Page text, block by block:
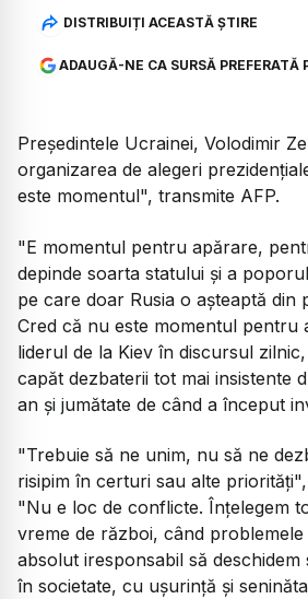
DISTRIBUIȚI ACEASTĂ ȘTIRE
ADAUGĂ-NE CA SURSĂ PREFERATĂ
Preşedintele Ucrainei, Volodimir
organizarea de alegeri
este momentul", transmite AFP.
"E momentul pentru apărare,
depinde soarta statului şi a
pe care doar Rusia o aşteaptă din
Cred că nu este momentul pentru
liderul de la Kiev în discursul
capăt dezbaterii tot mai insistente
an şi jumătate de când a început
"Trebuie să ne unim, nu să ne
risipim în certuri sau alte
"Nu e loc de conflicte. Înţelegem
vreme de război, când
absolut iresponsabil să
în societate, cu uşurinţă şi